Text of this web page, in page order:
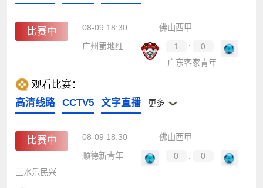
比赛中 08-09 18:30
佛山西甲
广州蜀地红
1 :
0
广东客家青年
观看比赛：
高清线路
CCTV5 文字直播 更多
比赛中 08-09 18:30
佛山西甲
顺德新青年
0 :
0
三水乐民兴健力宝